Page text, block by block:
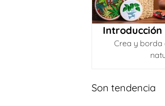
Crea y borda
Son tendencia